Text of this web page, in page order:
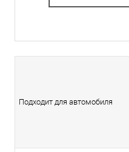
Подходит для автомобиля